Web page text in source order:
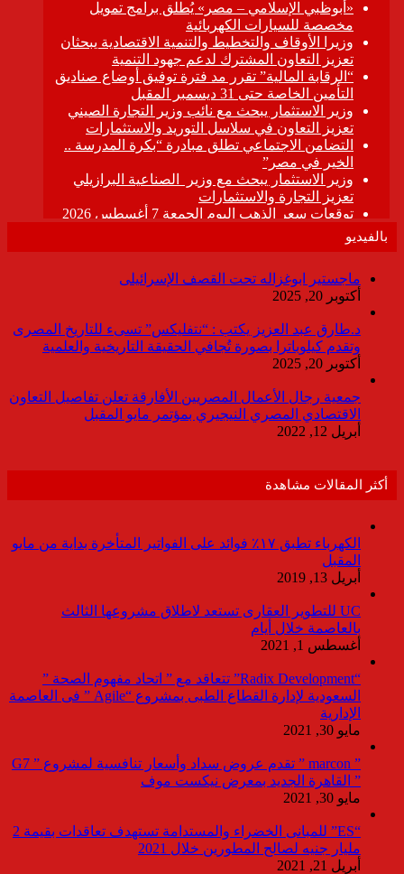
بالفيديو
ماجستير ابوغزاله تحت القصف الإسرائيلى
أكتوبر 20, 2025
د.طارق عبد العزيز يكتب : “نتفليكس” تسىء للتاريخ المصرى
وتقدم كيلوباترا بصورة تُجافي الحقيقة التاريخية والعلمية
أكتوبر 20, 2025
جمعية رجال الأعمال المصريين الأفارقة تعلن تفاصيل التعاون
الاقتصادي المصري النيجيري بمؤتمر مايو المقبل
أبريل 12, 2022
أكثر المقالات مشاهدة
الكهرباء تطبق ١٧٪ فوائد على الفواتير المتأخرة بداية من مايو
المقبل
أبريل 13, 2019
UC للتطوير العقارى تستعد لاطلاق مشروعها الثالث
بالعاصمة خلال أيام
أغسطس 1, 2021
“Radix Development” تتعاقد مع ” اتحاد مفهوم الصحة ”
السعودية لإدارة القطاع الطبى بمشروع “Agile ” فى العاصمة
الإدارية
مايو 30, 2021
” marcon ” تقدم عروض سداد وأسعار تنافسية لمشروع ” G7
” القاهرة الجديد بمعرض نيكست موف
مايو 30, 2021
“ES” للمبانى الخضراء والمستدامة تستهدف تعاقدات بقيمة 2
مليار جنيه لصالح المطورين خلال 2021
أبريل 21, 2021